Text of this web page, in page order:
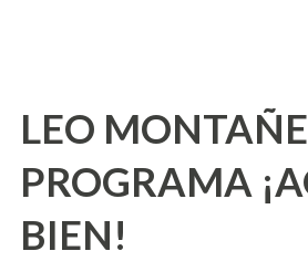
que estés lista para lo que
lo que deberías saber.
sexuales no son expertos
nuevo que aprender y
LEO
PROGRAMA
BIEN!